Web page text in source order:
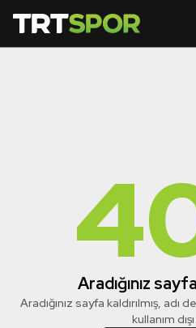
Aradığınız
Aradığınız sayfa kaldırılmış,
kullanım